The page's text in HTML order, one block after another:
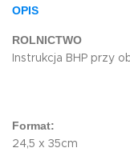
OPIS
ROLNICTWO
Instrukcja BHP przy
Format:
24,5 x 35cm